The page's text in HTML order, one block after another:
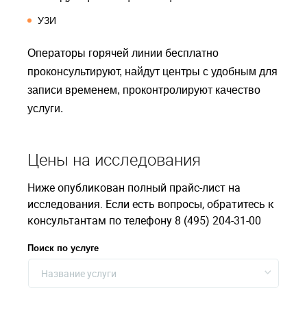
УЗИ
Операторы горячей линии бесплатно
проконсультируют, найдут центры с удобным для
записи временем, проконтролируют качество
услуги.
Цены на исследования
Ниже опубликован полный прайс-лист на
исследования. Если есть вопросы, обратитесь к
консультантам по телефону 8 (495) 204-31-00
Поиск по услуге
Название услуги